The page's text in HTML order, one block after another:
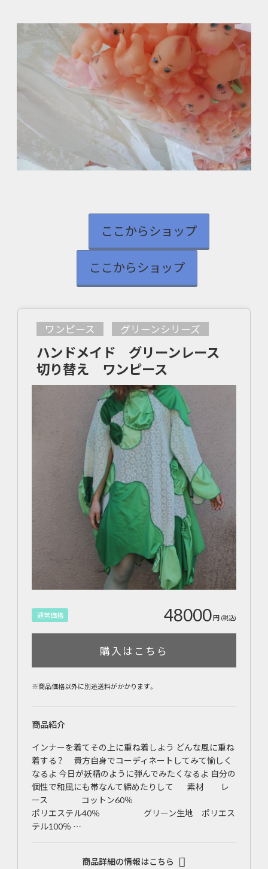
ここからショップ
ここからショップ
ワンピース グリーンシリーズ
ハンドメイド グリーンレース
切り替え ワンピース
通常価格 48000円 (税込)
購入はこちら
※商品価格以外に別途送料がかかります。
商品紹介
インナーを着てその上に重ね着しよう どんな風に重ね
着する？ 貴方自身でコーディネートしてみて愉しく
なるよ 今日が妖精のように弾んでみたくなるよ 自分の
個性で和風にも帯なんて締めたりして 素材 レ
ース コットン60％
ポリエステル40％ グリーン生地 ポリエス
テル100％ …
商品詳細の情報はこちら